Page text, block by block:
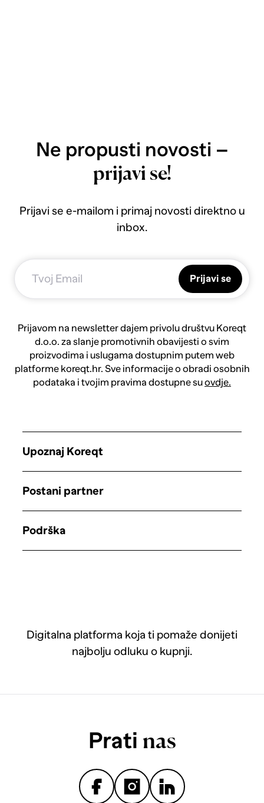
Ne propusti novosti –
prijavi se!
Prijavi se e-mailom i primaj novosti direktno u
inbox.
Prijavi se
Prijavom na newsletter dajem privolu društvu Koreqt
d.o.o. za slanje promotivnih obavijesti o svim
proizvodima i uslugama dostupnim putem web
platforme koreqt.hr. Sve informacije o obradi osobnih
podataka i tvojim pravima dostupne suovdje.
Digitalna platforma koja ti pomaže donijeti
najbolju odluku o kupnji.
Upoznaj Koreqt
Postani partner
Podrška
Prati nas